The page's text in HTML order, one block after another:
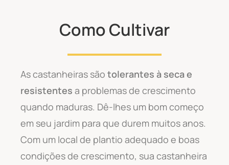
Como Cultivar
As castanheiras são tolerantes à seca e
resistentes a problemas de crescimento
quando maduras. Dê-lhes um bom começo
em seu jardim para que durem muitos anos.
Com um local de plantio adequado e boas
condições de crescimento, sua castanheira